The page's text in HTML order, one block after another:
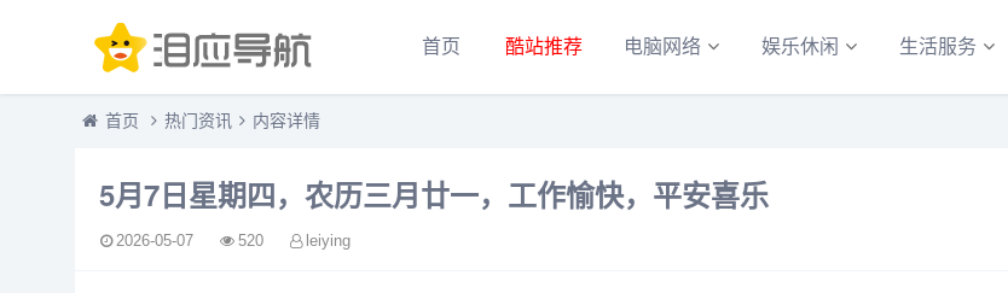
首页 酷站推荐 电脑网络 娱乐休闲 生活服务
首页 热门资讯 内容详情
5月7日星期四，农历三月廿一，工作愉快，平安喜乐
2026-05-07 520 leiying